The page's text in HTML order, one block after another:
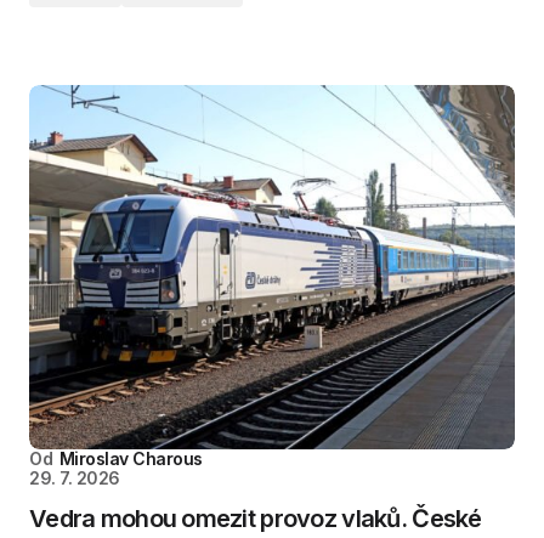
Od Miroslav Charous
29. 7. 2026
Vedra mohou omezit provoz vlaků. České